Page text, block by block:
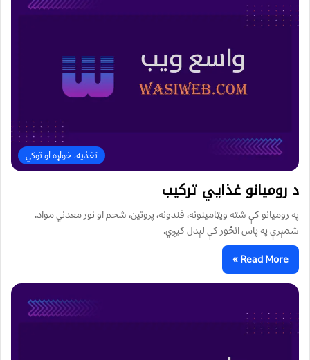
تغذیه، خواړه او توکي
د رومیانو غذايي ترکیب
په رومیانو کې شته ویټامینونه، قندونه، پروتین، شحم او نور معدني مواد.
شمېرې په پاس انځور کې لېدل کیږي.
Read More »